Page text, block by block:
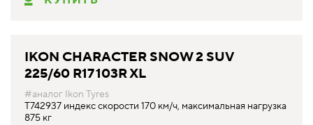
IKON CHARACTER SNOW 2 SUV
225/60 R17 103R XL
#аналог Ikon Tyres
T742937 индекс скорости 170 км/ч, максимальная нагрузка
875 кг